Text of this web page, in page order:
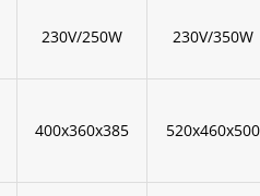
230V/250W 230V/350W
400x360x385 520x460x500